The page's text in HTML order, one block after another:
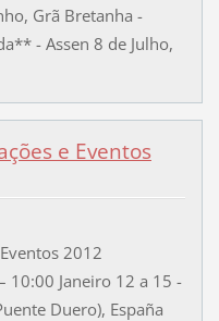
Grã Bretanha -
- Assen 8 de Julho,
e Eventos
2012
10:00 Janeiro 12 a 15 -
Duero), España